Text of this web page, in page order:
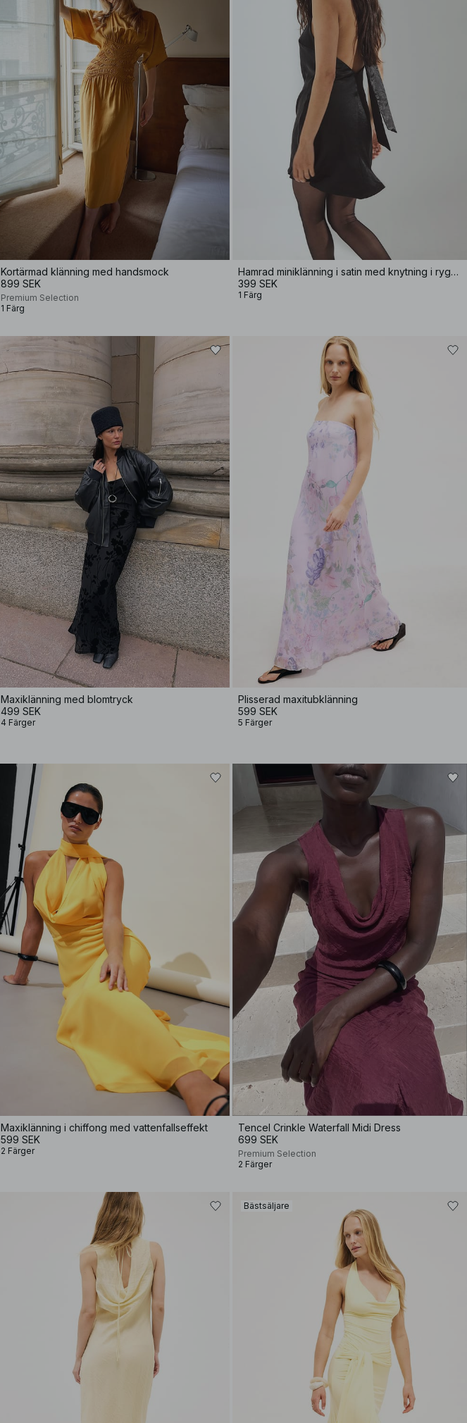
Kortärmad klänning med handsmock
899 SEK
Premium Selection
1 Färg
Hamrad miniklänning i satin med knytning i ryggen
399 SEK
1 Färg
Maxiklänning med blomtryck
499 SEK
4 Färger
Plisserad maxitubklänning
599 SEK
5 Färger
Maxiklänning i chiffong med vattenfallseffekt
599 SEK
2 Färger
Tencel Crinkle Waterfall Midi Dress
699 SEK
Premium Selection
2 Färger
Bästsäljare